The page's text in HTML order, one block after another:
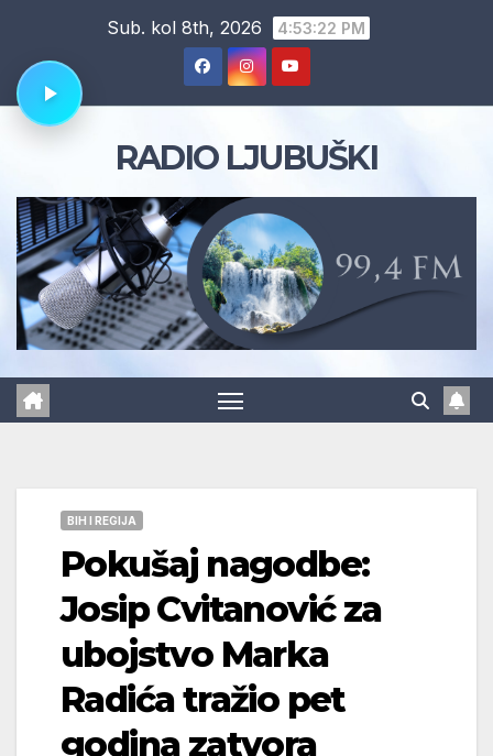
content
Sub. kol 8th, 2026 4:53:23 PM
RADIO LJUBUŠKI
BIH I REGIJA
Pokušaj nagodbe:
Josip Cvitanović za
ubojstvo Marka
Radića tražio pet
godina zatvora